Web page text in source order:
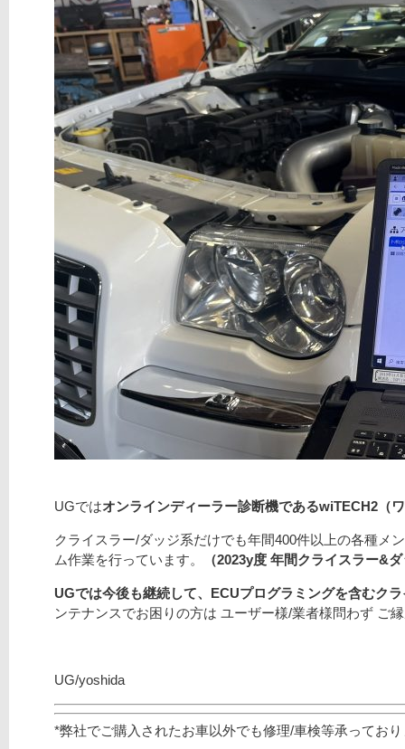
UGではオンラインディーラー診断機であるwiTECH2（
クライスラー/ダッジ系だけでも年間400件以上の各種メ
ム作業を行っています。
（2023y度 年間クライスラー&
UGでは今後も継続して、ECUプログラミングを含むク
ンテナンスでお困りの方は ユーザー様/業者様問わず ご
UG/yoshida
*弊社でご購入されたお車以外でも修理/車検等承ってお